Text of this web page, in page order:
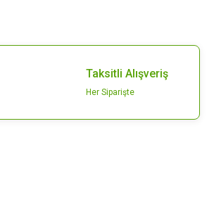
Taksitli Alışveriş
Her Siparişte